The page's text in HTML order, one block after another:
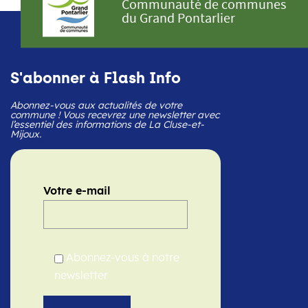
Communauté de communes
du Grand Pontarlier
S'abonner à Flash Info
Abonnez-vous aux actualités de votre
commune ! Vous recevrez une newsletter avec
l’essentiel des informations de La Cluse-et-
Mijoux.
Votre e-mail
Abonnez-vous à notre
newsletter